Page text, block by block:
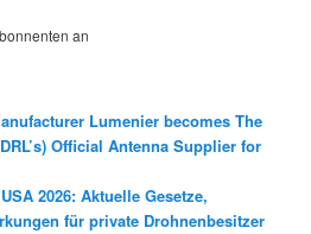
an
Lumenier becomes The
Official Antenna Supplier for
2026: Aktuelle Gesetze,
für private Drohnenbesitzer